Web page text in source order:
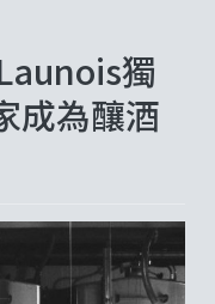
獨
成為釀酒